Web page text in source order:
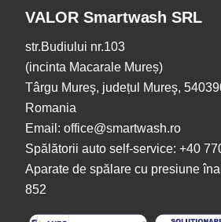
VALOR Smartwash SRL
str.Budiului nr.103
(incinta Macarale Mureș)
Târgu Mureş, județul Mureş,
Romania
Email: office@smartwash.ro
Spălătorii auto self-service: +40
Aparate de spălare cu presiune
852